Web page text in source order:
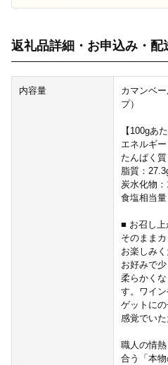
返礼品詳細・お申込み・配
内容量
カマンベ
プ）
【100gあた
エネルギ
たんぱく
脂質：
炭水化物
食塩相当
■ お召し上
そのまま
お楽しみく
お好みで
柔らかく
す。ワイ
ゲットに
感覚でいた
職人の情
合う「本物